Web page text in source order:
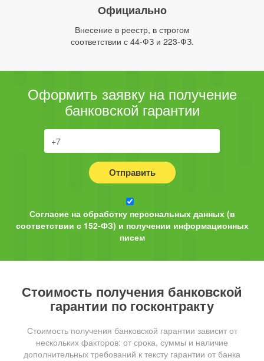
Официально
Внесение в реестр, в строгом
соответствии с 44-ФЗ и 223-ФЗ.
Оформить заявку на получение
банковской гарантии
Отправить
Согласие на обработку персональных данных (в
соответствии с 152-ФЗ) и получении информационных
писем
Стоимость получения банковской
гарантии по госконтракту
Стоимость получения банковской гарантии зависит от
нескольких факторов: от срока, суммы и наличие
дополнительных требований к тексту гарантии от банка